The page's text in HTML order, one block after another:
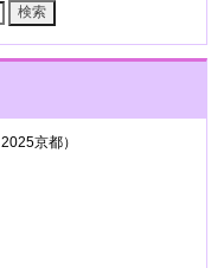
京都）